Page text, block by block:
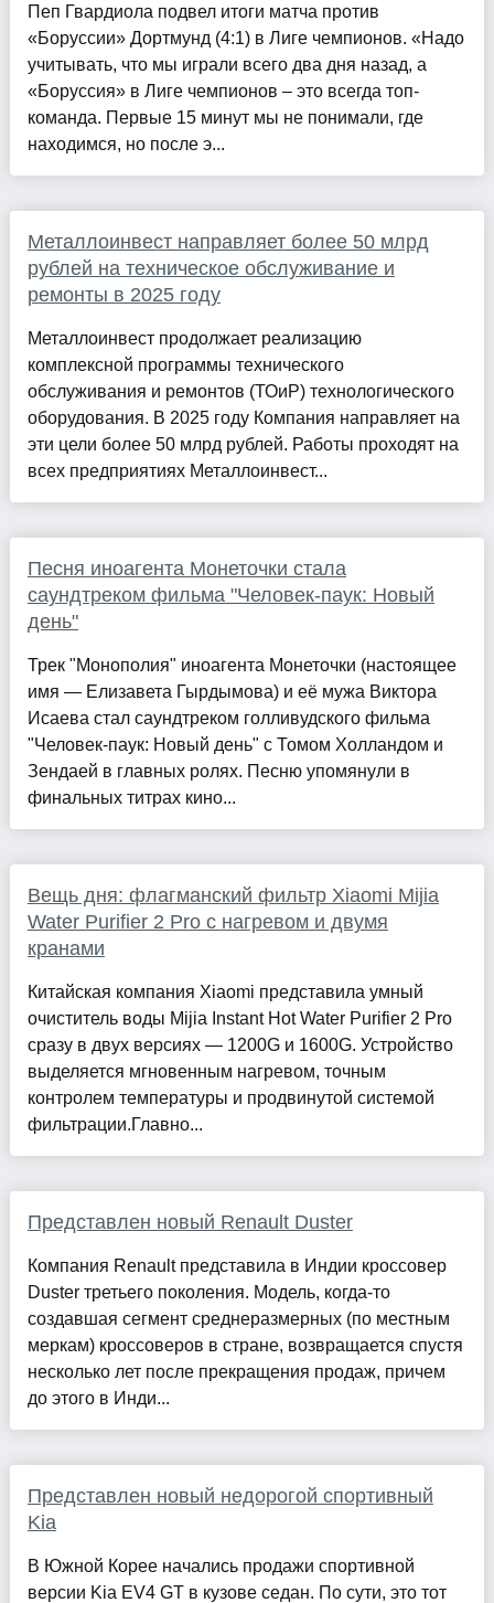
Пеп Гвардиола подвел итоги матча против
«Боруссии» Дортмунд (4:1) в Лиге чемпионов. «Надо
учитывать, что мы играли всего два дня назад, а
«Боруссия» в Лиге чемпионов – это всегда топ-
команда. Первые 15 минут мы не понимали, где
находимся, но после э...
Металлоинвест направляет более 50 млрд
рублей на техническое обслуживание и
ремонты в 2025 году
Металлоинвест продолжает реализацию
комплексной программы технического
обслуживания и ремонтов (ТОиР) технологического
оборудования. В 2025 году Компания направляет на
эти цели более 50 млрд рублей. Работы проходят на
всех предприятиях Металлоинвест...
Песня иноагента Монеточки стала
саундтреком фильма "Человек-паук: Новый
день"
Трек "Монополия" иноагента Монеточки (настоящее
имя — Елизавета Гырдымова) и её мужа Виктора
Исаева стал саундтреком голливудского фильма
"Человек-паук: Новый день" с Томом Холландом и
Зендаей в главных ролях. Песню упомянули в
финальных титрах кино...
Вещь дня: флагманский фильтр Xiaomi Mijia
Water Purifier 2 Pro с нагревом и двумя
кранами
Китайская компания Xiaomi представила умный
очиститель воды Mijia Instant Hot Water Purifier 2 Pro
сразу в двух версиях — 1200G и 1600G. Устройство
выделяется мгновенным нагревом, точным
контролем температуры и продвинутой системой
фильтрации.Главно...
Представлен новый Renault Duster
Компания Renault представила в Индии кроссовер
Duster третьего поколения. Модель, когда-то
создавшая сегмент среднеразмерных (по местным
меркам) кроссоверов в стране, возвращается спустя
несколько лет после прекращения продаж, причем
до этого в Инди...
Представлен новый недорогой спортивный
Kia
В Южной Корее начались продажи спортивной
версии Kia EV4 GT в кузове седан. По сути, это тот